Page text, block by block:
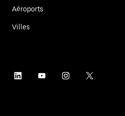
Aéroports
Villes